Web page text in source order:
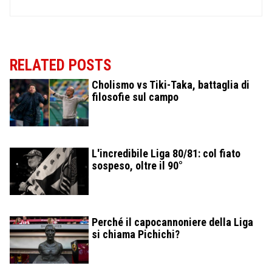
RELATED POSTS
Cholismo vs Tiki-Taka, battaglia di
filosofie sul campo
L'incredibile Liga 80/81: col fiato
sospeso, oltre il 90°
Perché il capocannoniere della Liga
si chiama Pichichi?